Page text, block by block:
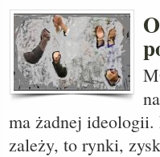
ma żadnej
zależy, to rynki,